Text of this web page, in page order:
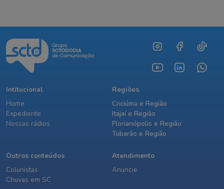
Intitucional
Home
Expediente
Nossas rádios
Regiões
Criciúma e Região
Itajaí e Região
Florianópolis e Região
Tubarão e Região
Outros conteúdos
Colunistas
Chuvas em SC
Atendimento
Anuncie